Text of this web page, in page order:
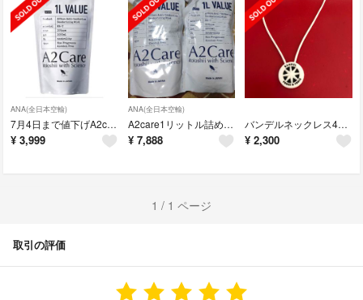
ANA(全日本空輸)
7月4日まで値下げA2care1リットル1個A2ケア
¥ 3,999
ANA(全日本空輸)
A2care1リットル詰め替え2個A2ケア
¥ 7,888
バンデルネックレス45センチ
¥ 2,300
1 / 1 ページ
取引の評価